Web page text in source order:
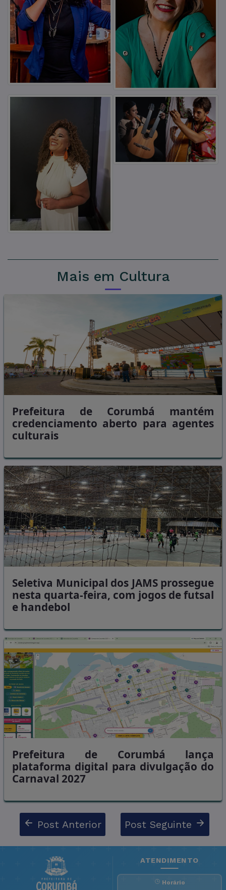
Mais em Cultura
Prefeitura de Corumbá mantém
credenciamento aberto para agentes
culturais
Seletiva Municipal dos JAMS prossegue
nesta quarta-feira, com jogos de futsal
e handebol
Prefeitura de Corumbá lança
plataforma digital para divulgação do
Carnaval 2027
Post Anterior Post Seguinte
ATENDIMENTO
Horário